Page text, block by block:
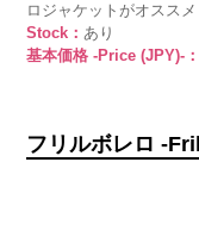
ロジャケットがオススメ
Stock：あり
基本価格 -Price (JPY)-
フリルボレロ -